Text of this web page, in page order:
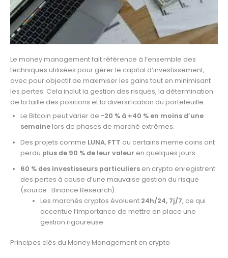
Le money management fait référence à l’ensemble des
techniques utilisées pour gérer le capital d’investissement,
avec pour objectif de maximiser les gains tout en minimisant
les pertes. Cela inclut la gestion des risques, la détermination
de la taille des positions et la diversification du portefeuille.
Le Bitcoin peut varier de -20 % à +40 % en moins d’une
semainelors de phases de marché extrêmes.
Des projets comme LUNA, FTT ou certains meme coins ont
perdu plus de 90 % de leur valeur en quelques jours.
60 % des investisseurs particuliers en crypto enregistrent
des pertes à cause d’une mauvaise gestion du risque
(source : Binance Research).
Les marchés cryptos évoluent 24h/24, 7j/7, ce qui
accentue l’importance de mettre en place une
gestion rigoureuse.
Principes clés du Money Management en crypto